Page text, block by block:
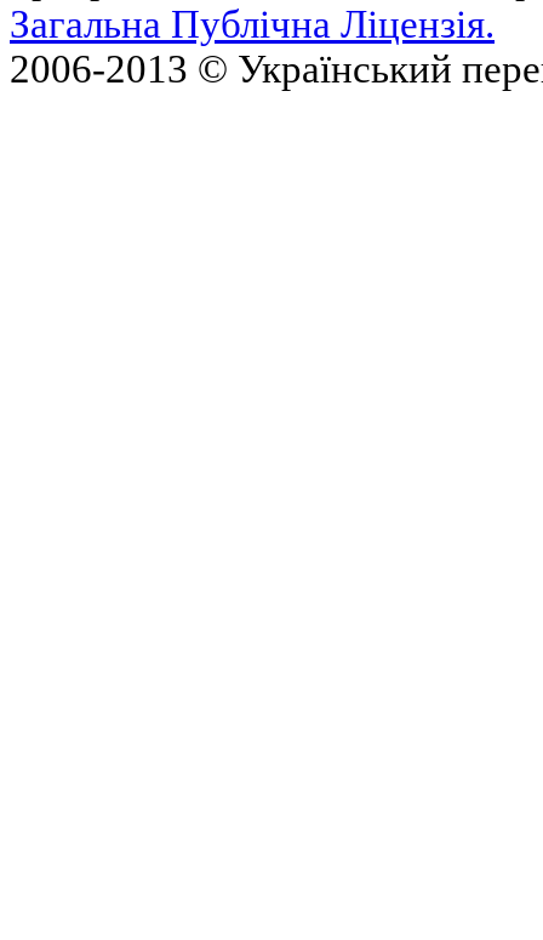
Загальна Публічна Ліцензія.
2006-2013 © Український